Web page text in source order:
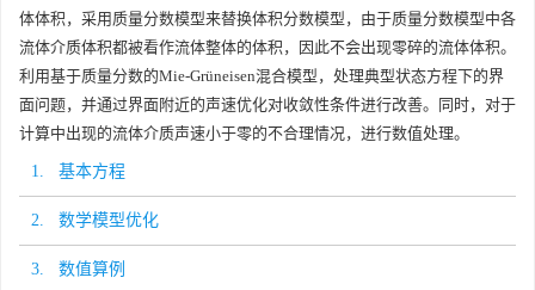
体体积，采用质量分数模型来替换体积分数模型，由于质量分数模型中各
流体介质体积都被看作流体整体的体积，因此不会出现零碎的流体体积。
利用基于质量分数的Mie-Grüneisen混合模型，处理典型状态方程下的界
面问题，并通过界面附近的声速优化对收敛性条件进行改善。同时，对于
计算中出现的流体介质声速小于零的不合理情况，进行数值处理。
1. 基本方程
2. 数学模型优化
3. 数值算例